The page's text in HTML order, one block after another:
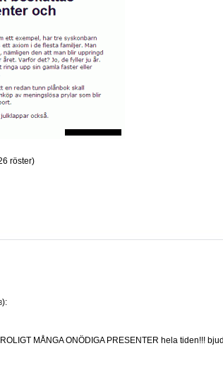
röster)
):
MÅNGA ONÖDIGA PRESENTER hela tiden!!!